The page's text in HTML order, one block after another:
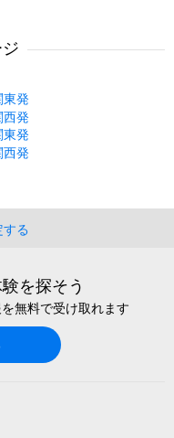
発
発
発
発
る
を探そう
無料で受け取れます